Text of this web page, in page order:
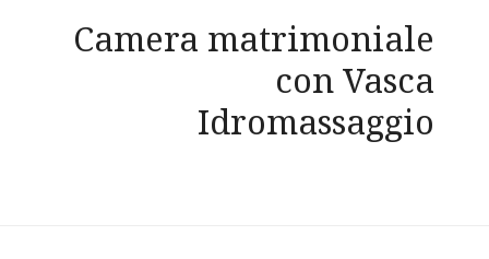
articoli
Camera matrimoniale
con Vasca
Idromassaggio